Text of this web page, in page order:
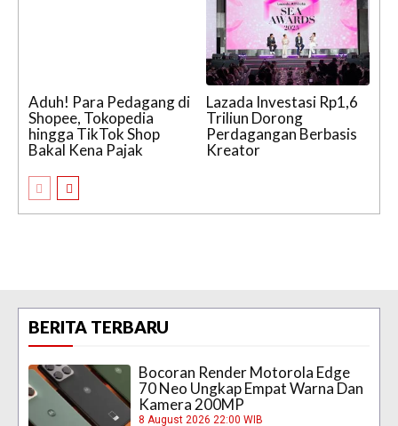
Aduh! Para Pedagang di
Shopee, Tokopedia
hingga TikTok Shop
Bakal Kena Pajak
Lazada Investasi Rp1,6
Triliun Dorong
Perdagangan Berbasis
Kreator
BERITA TERBARU
Bocoran Render Motorola Edge
70 Neo Ungkap Empat Warna Dan
Kamera 200MP
8 August 2026 22:00 WIB